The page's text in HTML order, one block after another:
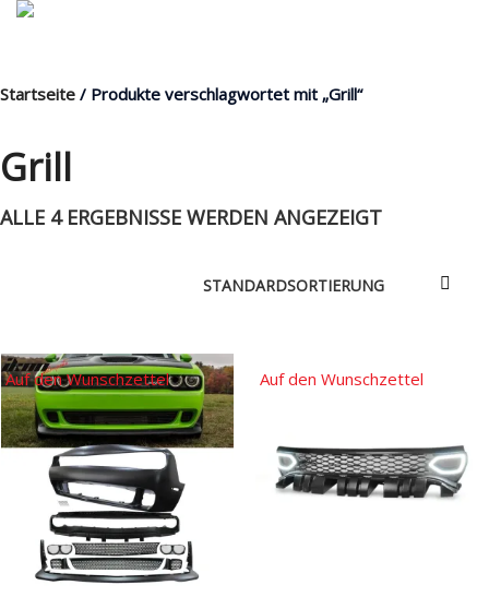
Products
Nach Baugruppen
Wunschliste
Blog
Rechtliches & Service
Startseite / Produkte verschlagwortet mit „Grill“
Grill
ALLE 4 ERGEBNISSE WERDEN ANGEZEIGT
Auf den Wunschzettel Auf den Wunschzettel